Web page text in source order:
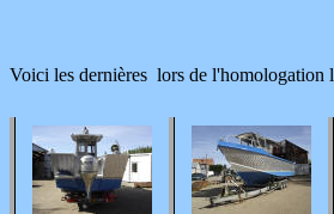
Voici les dernières lors de l'homologation